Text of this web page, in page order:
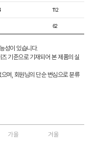
112
62
성이 있습니다.
기준으로 기재되어 본 제품의 실
며, 회원님의 단순 변심으로 분류
가을 겨울